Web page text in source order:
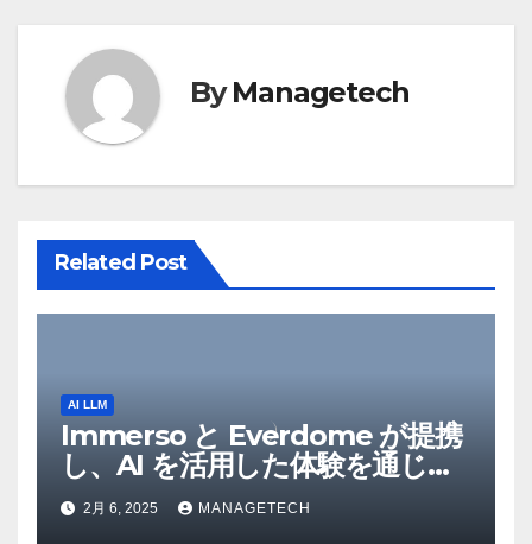
ー
シ
ByManagetech
Related Post
AI LLM
Immerso と Everdome が提携
し、AI を活用した体験を通じて
メタバースのイノベーションを
推進 – Intelligent CIO APAC
2月 6, 2025 MANAGETECH